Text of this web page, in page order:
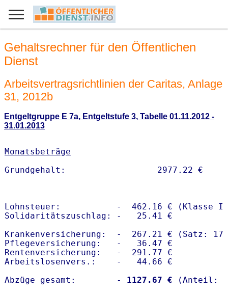
Gehaltsrechner für den Öffentlichen
Dienst
Arbeitsvertragsrichtlinien der Caritas, Anlage
31, 2012b
Entgeltgruppe E 7a, Entgeltstufe 3, Tabelle 01.11.2012 -
31.01.2013
Monatsbeträge
Lohnsteuer:           -  462.16 € (Klasse I)
Solidaritätszuschlag: -   25.41 €
Krankenversicherung:  -  267.21 € (Satz:
Pflegeversicherung:   -   36.47 €
Rentenversicherung:   -  291.77 €
Arbeitslosenvers.:    -   44.66 €
Abzüge gesamt:        -
1127.67 €